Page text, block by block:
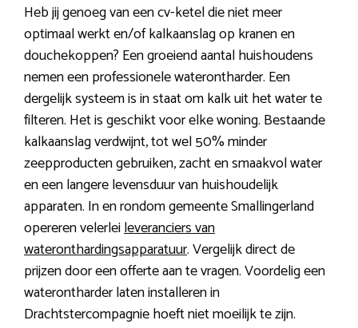
Heb jij genoeg van een cv-ketel die niet meer
optimaal werkt en/of kalkaanslag op kranen en
douchekoppen? Een groeiend aantal huishoudens
nemen een professionele waterontharder. Een
dergelijk systeem is in staat om kalk uit het water te
filteren. Het is geschikt voor elke woning. Bestaande
kalkaanslag verdwijnt, tot wel 50% minder
zeepproducten gebruiken, zacht en smaakvol water
en een langere levensduur van huishoudelijk
apparaten. In en rondom gemeente Smallingerland
opereren velerleileveranciers van
wateronthardingsapparatuur. Vergelijk direct de
prijzen door een offerte aan te vragen. Voordelig een
waterontharder laten installeren in
Drachtstercompagnie hoeft niet moeilijk te zijn.